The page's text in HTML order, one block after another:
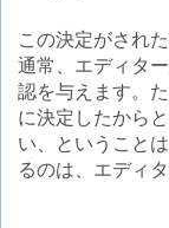
この決定がされ
通常、エディタ
認を与えます。
に決定したから
い、ということ
るのは、エディ